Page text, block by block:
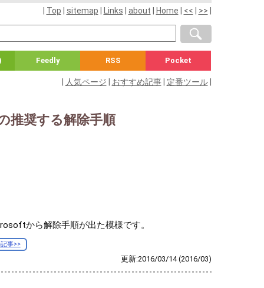
Top sitemap Links about Home << >>
Feedly RSS Pocket
人気ページ おすすめ記事| 定番ツール|
推奨する解除手順
から解除手順が出た模様です。
事>>
更新:2016/03/14(2016/03)